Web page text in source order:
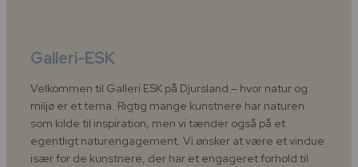
Galleri-ESK
Velkommen til Galleri ESK på Djursland – hvor natur og
miljø er et tema. Rigtig mange kunstnere har naturen
som kilde til inspiration, men vi tænder også på et
egentligt naturengagement. Vi ønsker at være et vindue
især for de kunstnere, der har et engageret forhold til